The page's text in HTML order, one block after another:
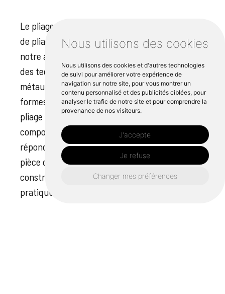
Nous utilisons des cookies
Nous utilisons des cookies et d'autres technologies
de suivi pour améliorer votre expérience de
navigation sur notre site, pour vous montrer un
contenu personnalisé et des publicités ciblées, pour
analyser le trafic de notre site et pour comprendre la
provenance de nos visiteurs.
J'accepte
Je refuse
Changer mes préférences
Le pliage de tôles, également connu sous le nom
de pliage tôlerie Châteaulin, est au cœur de
notre activité chez Cipli Iroise. Nous utilisons
des techniques avancées pour façonner les
métaux, notamment l'aluminium, dans les
formes et les profils souhaités. Nos services de
pliage sur mesure garantissent que les
composants sont créés avec précision pour
répondre à des exigences spécifiques. Chaque
pièce que nous créons se caractérise par une
construction robuste, une fonctionnalité
pratique et une finition attrayante. Nos